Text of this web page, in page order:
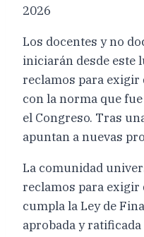
2026
Los docentes y no
iniciarán desde este
reclamos para exigir
con la norma que
el Congreso. Tras
apuntan a nuevas
La comunidad
reclamos para exigir
cumpla la Ley de
aprobada y